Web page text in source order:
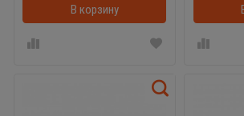
В корзину В